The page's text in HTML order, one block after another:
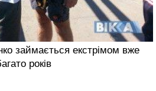
займається екстрімом вже
років